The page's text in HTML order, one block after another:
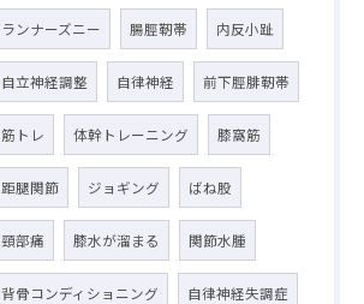
ランナーズニー 腸脛靭帯 内反小趾
自立神経調整 自律神経 前下脛腓靭帯
筋トレ 体幹トレーニング 膝窩筋
距腿関節 ジョギング ばね股
頸部痛 膝水が溜まる 関節水腫
背骨コンディショニング 自律神経失調症